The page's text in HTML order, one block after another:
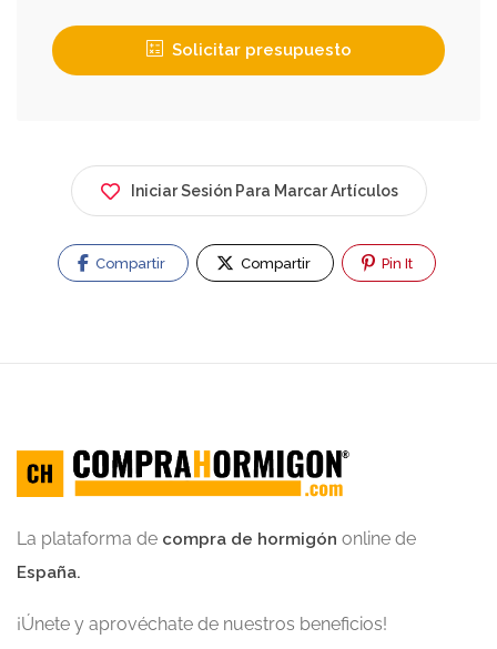
Solicitar presupuesto
Iniciar Sesión Para Marcar Artículos
Compartir Compartir Pin It
La plataforma de compra de hormigón online de
España.
¡Únete y aprovéchate de nuestros beneficios!